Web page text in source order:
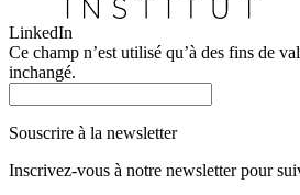
LinkedIn
Ce champ n’est utilisé qu’à des fins de
inchangé.
Souscrire à la newsletter
Inscrivez-vous à notre newsletter pour